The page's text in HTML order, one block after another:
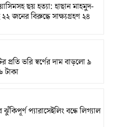
ছয় হত্যা: হাছান মাহমুদ-
জনের বিরুদ্ধে সাক্ষ্যগ্রহণ ২৪
প্রতি ভরি স্বর্ণের দাম বাড়লো ৯
টাকা
প্যারাসেইলিং বন্ধে লিগ্যাল